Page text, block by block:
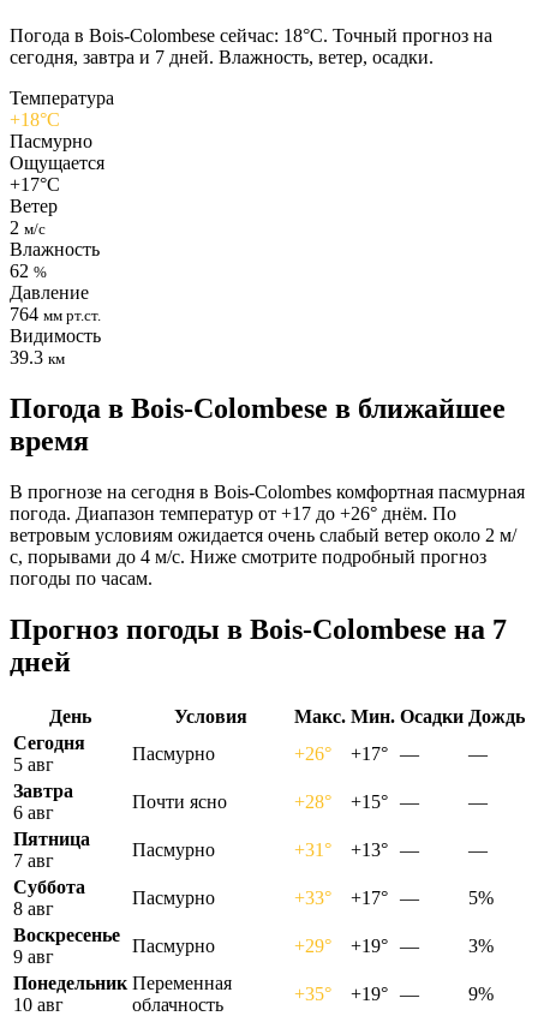
Погода в Bois-Colombesе сейчас: 18°C. Точный прогноз на
сегодня, завтра и 7 дней. Влажность, ветер, осадки.
Температура
+18°C
Пасмурно
Ощущается
+17°C
Ветер
2 м/с
Влажность
62 %
Давление
764 мм рт.ст.
Видимость
39.3 км
Погода в Bois-Colombesе в ближайшее
время
В прогнозе на сегодня в Bois-Colombes комфортная пасмурная
погода. Диапазон температур от +17 до +26° днём. По
ветровым условиям ожидается очень слабый ветер около 2 м/
с, порывами до 4 м/с. Ниже смотрите подробный прогноз
погоды по часам.
Прогноз погоды в Bois-Colombesе на 7
дней
День Условия Макс. Мин. Осадки Дождь
Сегодня
5 авг
Пасмурно +26° +17° —
—
Завтра
6 авг
Почти ясно +28° +15° —
—
Пятница
7 авг
Пасмурно +31° +13° —
—
Суббота
8 авг
Пасмурно +33° +17° —
5%
Воскресенье
9 авг
Пасмурно +29° +19° —
3%
Понедельник
10 авг
Переменная
облачность
+35° +19° —
9%